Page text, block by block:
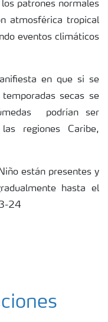
patrones normales
atmosférica tropical
eventos climáticos
en que si se
secas se
podrían ser
regiones Caribe,
están presentes y
hasta el
24